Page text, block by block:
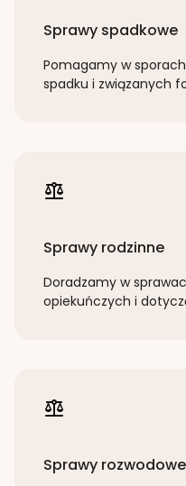
Sprawy spadkowe
Pomagamy w
spadku i związanych
Sprawy rodzinne
Doradzamy w
opiekuńczych i
Sprawy rozwodowe